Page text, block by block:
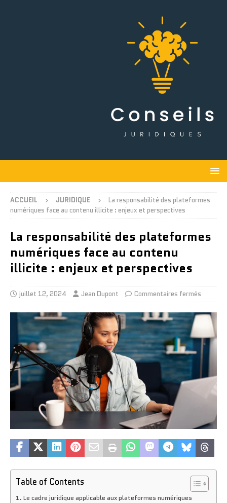
ACCUEIL JURIDIQUE
La responsabilité des plateformes
numériques face au contenu illicite : enjeux et perspectives
La responsabilité des plateformes
numériques face au contenu
illicite : enjeux et perspectives
juillet 12, 2024 Jean Dupont Commentaires fermés
Table of Contents
Le cadre juridique applicable aux plateformes numériques